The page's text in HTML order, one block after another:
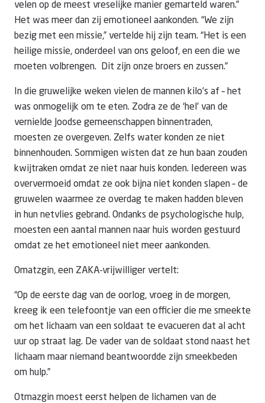
velen op de meest vreselijke manier gemarteld waren.”
Het was meer dan zij emotioneel aankonden. “We zijn
bezig met een missie,” vertelde hij zijn team. “Het is een
heilige missie, onderdeel van ons geloof, en een die we
moeten volbrengen. Dit zijn onze broers en zussen.”
In die gruwelijke weken vielen de mannen kilo’s af – het
was onmogelijk om te eten. Zodra ze de ‘hel’ van de
vernielde Joodse gemeenschappen binnentraden,
moesten ze overgeven. Zelfs water konden ze niet
binnenhouden. Sommigen wisten dat ze hun baan zouden
kwijtraken omdat ze niet naar huis konden. Iedereen was
oververmoeid omdat ze ook bijna niet konden slapen – de
gruwelen waarmee ze overdag te maken hadden bleven
in hun netvlies gebrand. Ondanks de psychologische hulp,
moesten een aantal mannen naar huis worden gestuurd
omdat ze het emotioneel niet meer aankonden.
Omatzgin, een ZAKA-vrijwilliger vertelt:
“Op de eerste dag van de oorlog, vroeg in de morgen,
kreeg ik een telefoontje van een officier die me smeekte
om het lichaam van een soldaat te evacueren dat al acht
uur op straat lag. De vader van de soldaat stond naast het
lichaam maar niemand beantwoordde zijn smeekbeden
om hulp.”
Otmazgin moest eerst helpen de lichamen van de